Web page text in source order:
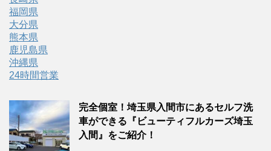
福岡県
大分県
熊本県
鹿児島県
沖縄県
24時間営業
完全個室！埼玉県入間市にあるセルフ洗
車ができる『ビューティフルカーズ埼玉
入間』をご紹介！